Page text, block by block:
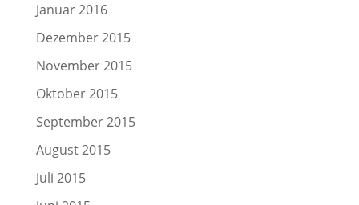
Januar 2016
Dezember 2015
November 2015
Oktober 2015
September 2015
August 2015
Juli 2015